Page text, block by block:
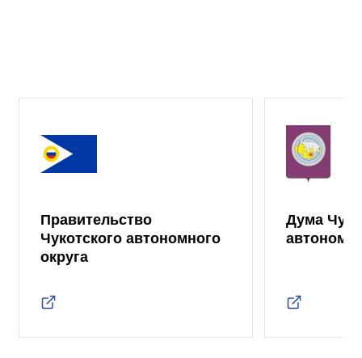
Правительство
Чукотского автономного
округа
Дума